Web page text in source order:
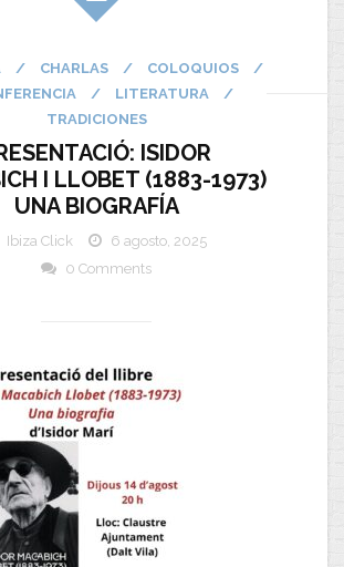
/ CHARLAS / COLOQUIOS
/
/ LITERATURA
/
TRADICIONES
ISIDOR
I LLOBET (1883-1973)
UNA BIOGRAFÍA
Ibiza Click
6 agosto, 2025
0 Comments